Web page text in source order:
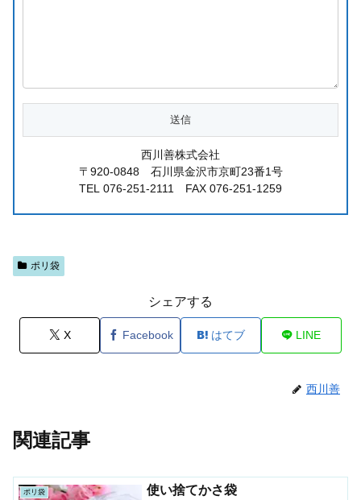
西川善株式会社
〒920-0848 石川県金沢市京町23番1号
TEL 076-251-2111 FAX 076-251-1259
ポリ袋
シェアする
X Facebook はてブ LINE
西川善
関連記事
ポリ袋 使い捨てかさ袋